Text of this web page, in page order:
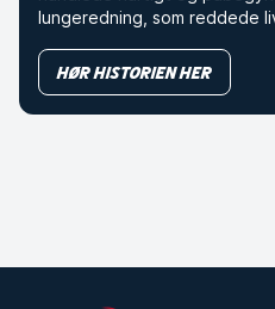
lungeredning, som reddede
Hør historien her